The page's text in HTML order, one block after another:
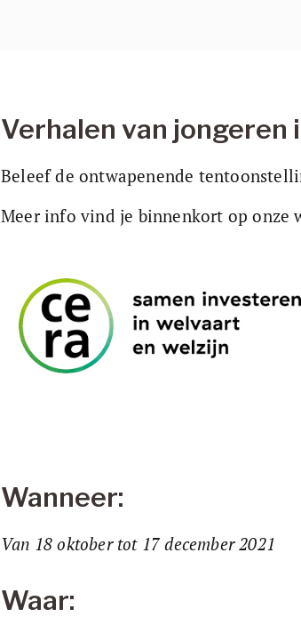
Verhalen van jongeren
Beleef de ontwapenende
Meer info vind je binnenkort op onze
Wanneer:
Van 18 oktober tot 17 december 2021
Waar: